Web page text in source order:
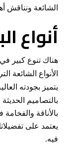
الشائعة ونناقش
أنواع
هناك تنوع كبير
الأنواع الشائعة
يتميز بجودته
بالتصاميم الحديثة
بالأناقة
يعتمد على
فيه.